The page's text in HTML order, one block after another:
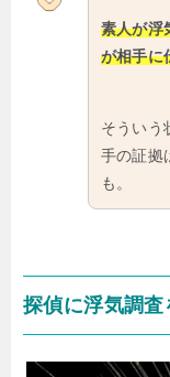
素人が浮
が相手に
そういう
手の証拠
も。
探偵に浮気調査